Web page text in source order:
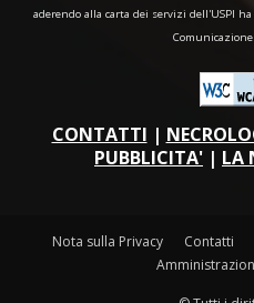
aderendo alla carta dei servizi dell'USPI
CONTATTI |
PUBBLICITA' | LA
Nota sulla Privacy Contatti